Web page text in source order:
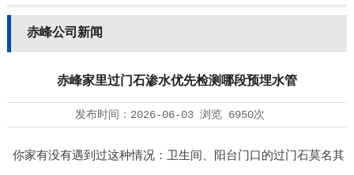
赤峰公司新闻
赤峰家里过门石渗水优先检测哪段预埋水管
发布时间： 2026-06-03浏览 6950次
你家有没有遇到过这种情况：卫生间、阳台门口的过门石莫名其